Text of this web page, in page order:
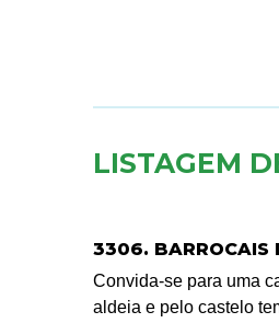
LISTAGEM
3306. BARROCAIS
Convida-se para uma
aldeia e pelo castelo